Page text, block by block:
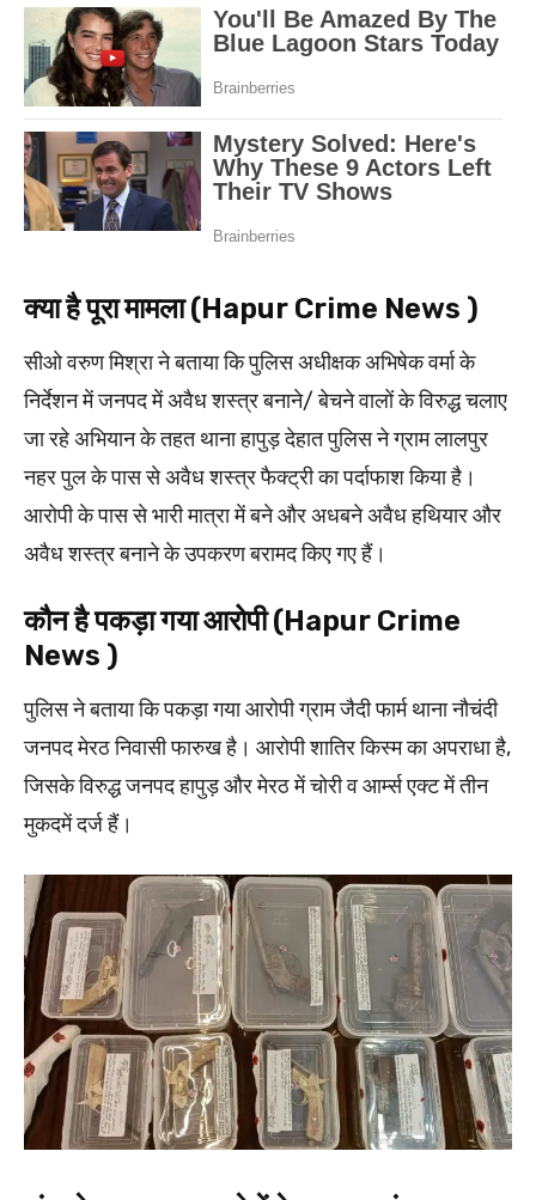
क्या है पूरा मामला (Hapur Crime News )
सीओ वरुण मिश्रा ने बताया कि पुलिस अधीक्षक अभिषेक वर्मा के
निर्देशन में जनपद में अवैध शस्त्र बनाने/ बेचने वालों के विरुद्ध चलाए
जा रहे अभियान के तहत थाना हापुड़ देहात पुलिस ने ग्राम लालपुर
नहर पुल के पास से अवैध शस्त्र फैक्ट्री का पर्दाफाश किया है।
आरोपी के पास से भारी मात्रा में बने और अधबने अवैध हथियार और
अवैध शस्त्र बनाने के उपकरण बरामद किए गए हैं।
कौन है पकड़ा गया आरोपी (Hapur Crime
News )
पुलिस ने बताया कि पकड़ा गया आरोपी ग्राम जैदी फार्म थाना नौचंदी
जनपद मेरठ निवासी फारुख है। आरोपी शातिर किस्म का अपराधा है,
जिसके विरुद्ध जनपद हापुड़ और मेरठ में चोरी व आर्म्स एक्ट में तीन
मुकदमें दर्ज हैं।